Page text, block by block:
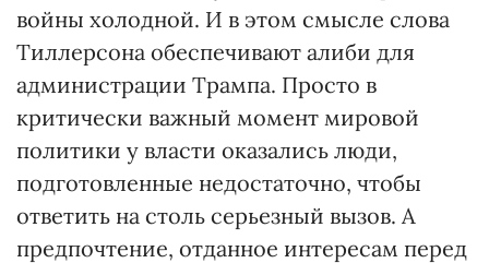
войны холодной. И в этом смысле слова
Тиллерсона обеспечивают алиби для
администрации Трампа. Просто в
критически важный момент мировой
политики у власти оказались люди,
подготовленные недостаточно, чтобы
ответить на столь серьезный вызов. А
предпочтение, отданное интересам перед